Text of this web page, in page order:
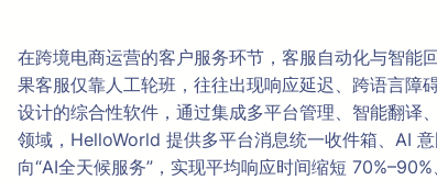
在跨境电商运营的客户服务环节，客服自动化与智
果客服仅靠人工轮班，往往出现响应延迟、跨语言
设计的综合性软件，通过集成多平台管理、智能翻译
领域，HelloWorld 提供多平台消息统一收件箱、AI
向“AI全天候服务”，实现平均响应时间缩短